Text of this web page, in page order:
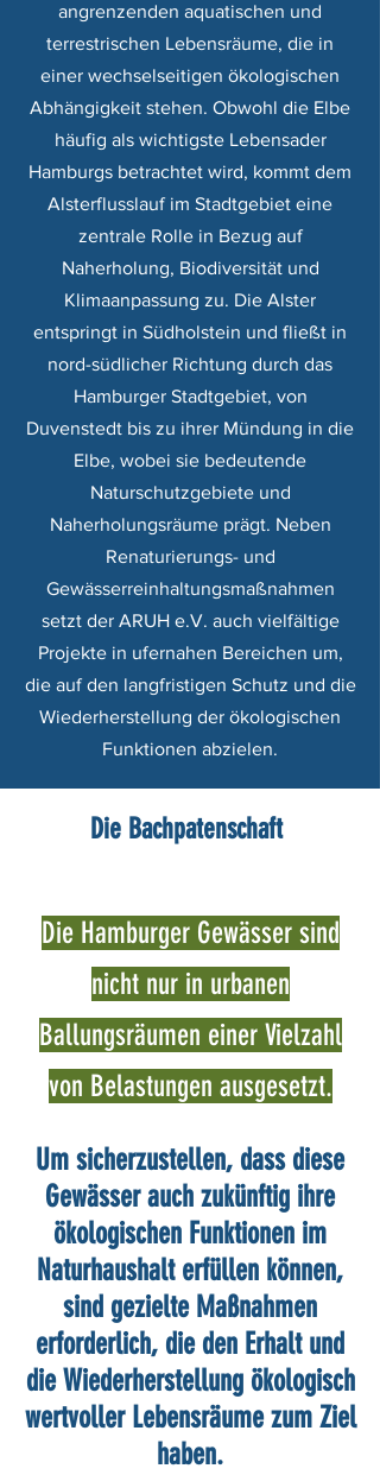
angrenzenden aquatischen und
terrestrischen Lebensräume, die in
einer wechselseitigen ökologischen
Abhängigkeit stehen. Obwohl die Elbe
häufig als wichtigste Lebensader
Hamburgs betrachtet wird, kommt dem
Alsterflusslauf im Stadtgebiet eine
zentrale Rolle in Bezug auf
Naherholung, Biodiversität und
Klimaanpassung zu. Die Alster
entspringt in Südholstein und fließt in
nord-südlicher Richtung durch das
Hamburger Stadtgebiet, von
Duvenstedt bis zu ihrer Mündung in die
Elbe, wobei sie bedeutende
Naturschutzgebiete und
Naherholungsräume prägt. Neben
Renaturierungs- und
Gewässerreinhaltungsmaßnahmen
setzt der ARUH e.V. auch vielfältige
Projekte in ufernahen Bereichen um,
die auf den langfristigen Schutz und die
Wiederherstellung der ökologischen
Funktionen abzielen.
Die Bachpatenschaft
Die Hamburger Gewässer sind
nicht nur in urbanen
Ballungsräumen einer Vielzahl
von Belastungen ausgesetzt.
Um sicherzustellen, dass diese
Gewässer auch zukünftig ihre
ökologischen Funktionen im
Naturhaushalt erfüllen können,
sind gezielte Maßnahmen
erforderlich, die den Erhalt und
die Wiederherstellung ökologisch
wertvoller Lebensräume zum Ziel
haben.